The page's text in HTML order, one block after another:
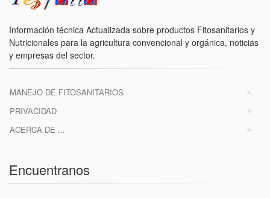
Información técnica Actualizada sobre productos Fitosanitarios y
Nutricionales para la agricultura convencional y orgánica, noticias
y empresas del sector.
MANEJO DE FITOSANITARIOS
PRIVACIDAD
ACERCA DE ...
Encuentranos